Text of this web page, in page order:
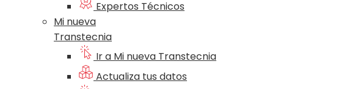
Expertos Técnicos
Mi nueva
Transtecnia
Ir a Mi nueva Transtecnia
Actualiza tus datos